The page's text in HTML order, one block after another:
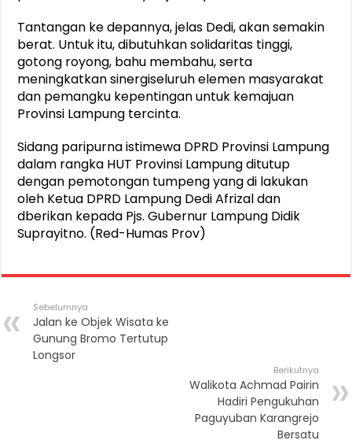
Tantangan ke depannya, jelas Dedi, akan semakin
berat. Untuk itu, dibutuhkan solidaritas tinggi,
gotong royong, bahu membahu, serta
meningkatkan sinergiseluruh elemen masyarakat
dan pemangku kepentingan untuk kemajuan
Provinsi Lampung tercinta.
Sidang paripurna istimewa DPRD Provinsi Lampung
dalam rangka HUT Provinsi Lampung ditutup
dengan pemotongan tumpeng yang di lakukan
oleh Ketua DPRD Lampung Dedi Afrizal dan
dberikan kepada Pjs. Gubernur Lampung Didik
Suprayitno. (Red-Humas Prov)
Sebelumnya
Jalan ke Objek Wisata ke
Gunung Bromo Tertutup
Longsor
Berikutnya
Walikota Achmad Pairin
Hadiri Pengukuhan
Paguyuban Karangrejo
Bersatu